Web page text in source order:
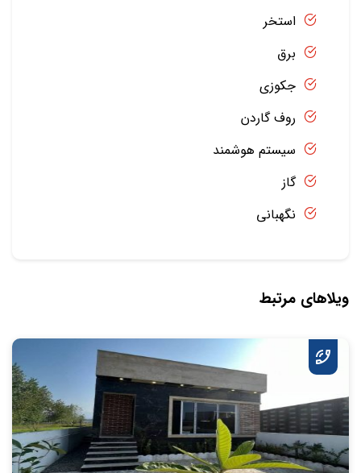
استخر
برق
جکوزی
روف گاردن
سیستم هوشمند
گاز
نگهبانی
ویلاهای مرتبط